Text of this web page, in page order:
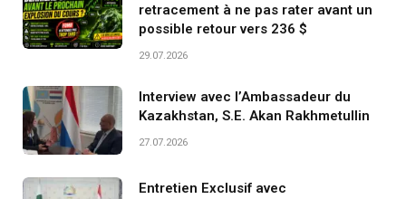
retracement à ne pas rater avant un
possible retour vers 236 $
29.07.2026
Interview avec l’Ambassadeur du
Kazakhstan, S.E. Akan Rakhmetullin
27.07.2026
Entretien Exclusif avec